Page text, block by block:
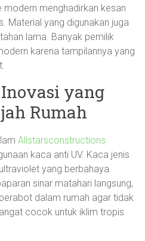
modern menghadirkan kesan
Material yang digunakan juga
lama. Banyak pemilik
karena tampilannya yang
yang
Rumah
Allstarsconstructions
kaca anti UV. Kaca jenis
yang berbahaya.
sinar matahari langsung,
dalam rumah agar tidak
cocok untuk iklim tropis